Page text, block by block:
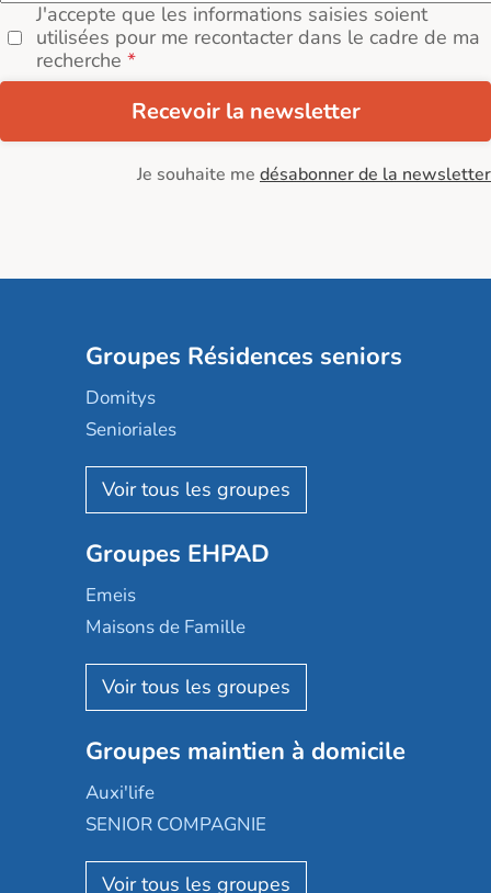
J'accepte que les informations saisies soient
utilisées pour me recontacter dans le cadre de ma
recherche
Recevoir la newsletter
Je souhaite me désabonner de la newsletter
Groupes Résidences seniors
Domitys
Senioriales
Nohée
Les Résidentiels
Mobicap
Domusvi
Happy Senior
Aquarelia
Nexity edenea
Les jardins d'Arcadie
Occitalia
Appartseniors
Reseda
Groupes EHPAD
Emeis
Maisons de Famille
Korian
Emera
Groupe SOS
Le Noble Âge
Almage
Résidalya
Groupes maintien à domicile
Auxi'life
SENIOR COMPAGNIE
AGE D'OR Services